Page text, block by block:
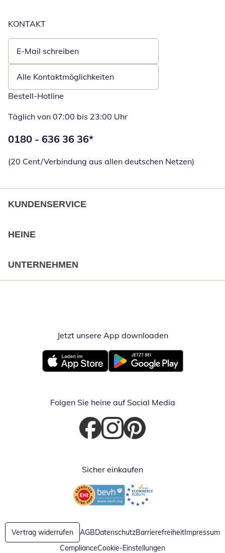
KONTAKT
E-Mail schreiben
Öffnet E-Mail-Client
Alle Kontaktmöglichkeiten
Bestell-Hotline
Täglich von 07:00 bis 23:00 Uhr
Telefonnummer:
0180 - 636 36 36*
(20 Cent/Verbindung aus allen deutschen Netzen)
KUNDENSERVICE
HEINE
UNTERNEHMEN
Jetzt unsere App downloadenÖffnet in
Öffnet in neuem FensterÖffnet in neuem Fenster
Folgen Sie heine auf Social Media
Öffnet in neuem Fenster
Öffnet in neuem Fenster
Öffnet in neuem Fenster
Sicher einkaufen
Öffnet in neuem FensterÖffnet in neuem Fenster
Vertrag widerrufen AGBDatenschutzBarrierefreiheitImpressum
ComplianceCookie-Einstellungen